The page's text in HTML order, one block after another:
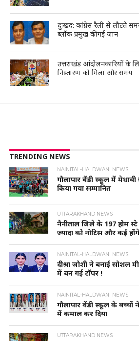
दुःखद: कांग्रेस रैली से लौटते
ब्लॉक प्रमुख की गई जान
उत्तराखंड आंदोलनकारियों के
निस्तारण को मिला और समय
TRENDING NEWS
NAINITAL-HALDWANI NEWS
गौलापार वैंडी स्कूल में मेधावी
किया गया सम्मानित
UTTARAKHAND NEWS
नैनीताल जिले के 197 होम
ज्यादा को नोटिस और कई
NAINITAL-HALDWANI NEWS
दीश्रा जोशी ने बनाई सोशल
में बन गई टॉपर !
NAINITAL-HALDWANI NEWS
गौलापार वेंडी स्कूल के बच्चों
में कमाल कर दिया
UTTARAKHAND NEWS